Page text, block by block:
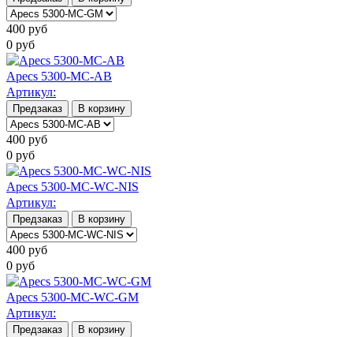
400 руб
0 руб
Apecs 5300-MC-AB
Артикул:
Предзаказ В корзину
400 руб
0 руб
Apecs 5300-MC-WC-NIS
Артикул:
Предзаказ В корзину
400 руб
0 руб
Apecs 5300-MC-WC-GM
Артикул:
Предзаказ В корзину